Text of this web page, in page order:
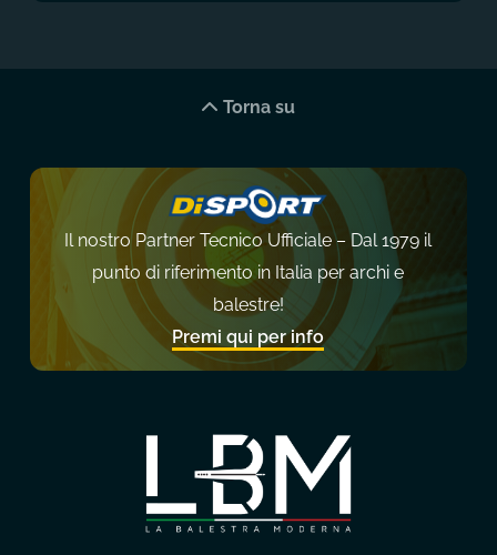
Torna su
Il nostro Partner Tecnico Ufficiale – Dal 1979 il
punto di riferimento in Italia per archi e
balestre!
Premi qui per info